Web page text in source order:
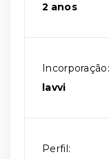
2 anos
Incorporação:
lavvi
Perfil: